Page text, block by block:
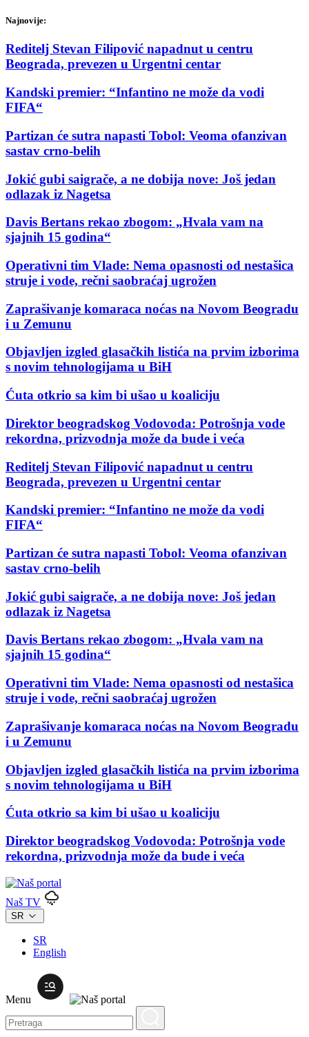
Najnovije:
Reditelj Stevan Filipović napadnut u centru
Beograda, prevezen u Urgentni centar
Kandski premier: “Infantino ne može da vodi
FIFA“
Partizan će sutra napasti Tobol: Veoma ofanzivan
sastav crno-belih
Jokić gubi saigrače, a ne dobija nove: Još jedan
odlazak iz Nagetsa
Davis Bertans rekao zbogom: „Hvala vam na
sjajnih 15 godina“
Operativni tim Vlade: Nema opasnosti od nestašica
struje i vode, rečni saobraćaj ugrožen
Zaprašivanje komaraca noćas na Novom Beogradu
i u Zemunu
Objavljen izgled glasačkih listića na prvim izborima
s novim tehnologijama u BiH
Ćuta otkrio sa kim bi ušao u koaliciju
Direktor beogradskog Vodovoda: Potrošnja vode
rekordna, prizvodnja može da bude i veća
Reditelj Stevan Filipović napadnut u centru
Beograda, prevezen u Urgentni centar
Kandski premier: “Infantino ne može da vodi
FIFA“
Partizan će sutra napasti Tobol: Veoma ofanzivan
sastav crno-belih
Jokić gubi saigrače, a ne dobija nove: Još jedan
odlazak iz Nagetsa
Davis Bertans rekao zbogom: „Hvala vam na
sjajnih 15 godina“
Operativni tim Vlade: Nema opasnosti od nestašica
struje i vode, rečni saobraćaj ugrožen
Zaprašivanje komaraca noćas na Novom Beogradu
i u Zemunu
Objavljen izgled glasačkih listića na prvim izborima
s novim tehnologijama u BiH
Ćuta otkrio sa kim bi ušao u koaliciju
Direktor beogradskog Vodovoda: Potrošnja vode
rekordna, prizvodnja može da bude i veća
Naš TV
SR
SR
English
Menu